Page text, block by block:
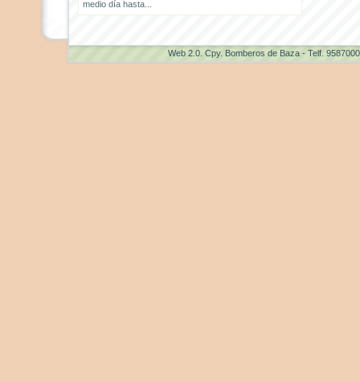
medio día hasta...
Web 2.0 . Cpy. Bomberos de Baza - Telf.